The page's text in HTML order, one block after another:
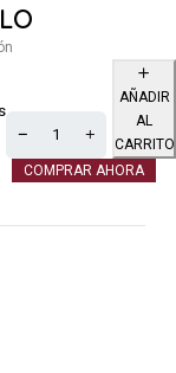
AÑADIR
AL
CARRITO
COMPRAR AHORA